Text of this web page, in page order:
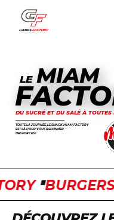
DU SUCRÉ ET DU SALÉ À TOUTES
LE
TOUTE LA JOURNÉE, LE SNACK MIAM FACTORY
EST LÀ POUR VOUS REDONNER
DES FORCES !
MIAM
BURGERS,